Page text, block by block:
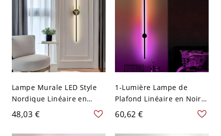
Lampe Murale LED Style
Nordique Linéaire en
Aluminium Applique
Design de Ramure pour
Chevet
48,03 €
1-Lumière Lampe de
Plafond Linéaire en Noir
Métallique Luminaire
Suspendu Moderne
60,62 €